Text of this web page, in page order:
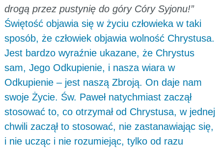
drogą przez pustynię do góry Córy Syjonu!”
Świętość objawia się w życiu człowieka w taki
sposób, że człowiek objawia wolność Chrystusa.
Jest bardzo wyraźnie ukazane, że Chrystus
sam, Jego Odkupienie, i nasza wiara w
Odkupienie – jest naszą Zbroją. On daje nam
swoje Życie. Św. Paweł natychmiast zaczął
stosować to, co otrzymał od Chrystusa, w jednej
chwili zaczął to stosować, nie zastanawiając się,
i nie ucząc i nie rozumiejąc, tylko od razu